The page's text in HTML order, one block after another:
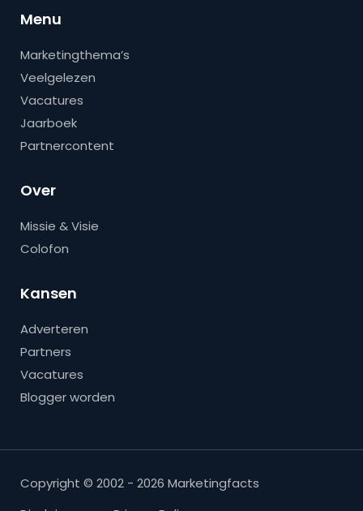
Menu
Marketingthema’s
Veelgelezen
Vacatures
Jaarboek
Partnercontent
Over
Missie & Visie
Colofon
Kansen
Adverteren
Partners
Vacatures
Blogger worden
Copyright © 2002 - 2026 Marketingfacts